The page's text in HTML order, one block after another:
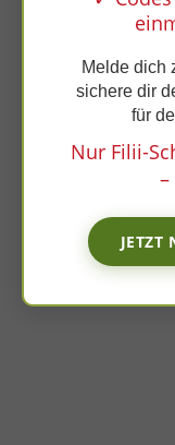
Melde dich
sichere dir
für
Nur Filii-
JETZT